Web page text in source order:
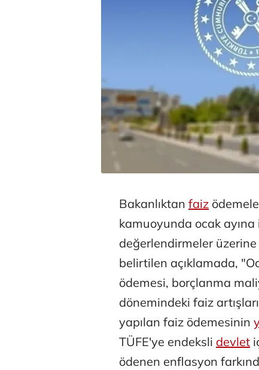
Bakanlıktan faiz
kamuoyunda ocak
değerlendirmeler
belirtilen açıklamada,
ödemesi, borçlanma
dönemindeki faiz
yapılan faiz ödemesinin
TÜFE'ye endeksli devlet
ödenen enflasyon